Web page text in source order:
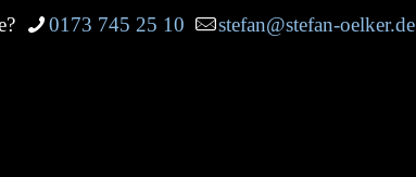
0173 745 25 10 stefan@stefan-oelker.de